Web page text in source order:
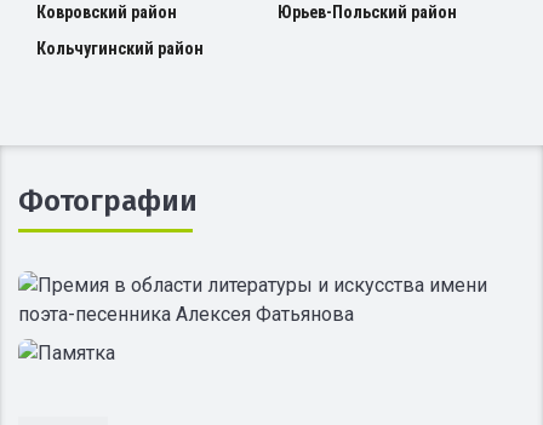
Ковровский район
Кольчугинский район
Юрьев-Польский район
Фотографии